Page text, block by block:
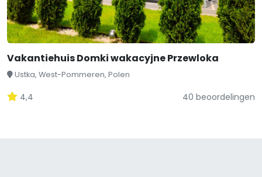
Vakantiehuis Domki wakacyjne Przewloka
Ustka, West-Pommeren, Polen
4,4 40 beoordelingen